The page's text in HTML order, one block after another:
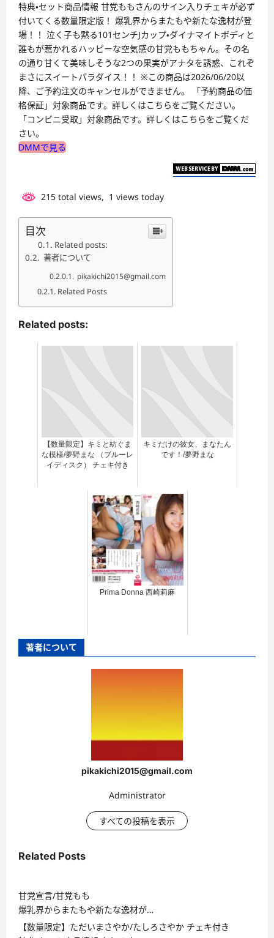
特典・セット商品情報 甘党ももさんのサイン入りチェキが必ず
付いてくる数量限定版！ 爆乳界からまたもや新たな逸材が登
場！！ 泣く子も黙る101センチJカップ・ダイナマイトボディと
誰もが惹かれるハッピーな空気感の甘党ももちゃん。その名
の通り甘くて美味しそうな2つの果実がアナタを誘惑、これぞ
まさにスイートパラダイス！！ ※この商品は2026/06/20以
降、ご予約注文のキャンセルができません。 「予約商品の価
格保証」対象商品です。詳しくはこちらをご覧ください。
「コンビニ受取」対象商品です。詳しくはこちらをご覧くだ
さい。
DMMで見る
215 total views, 1 views today
目次
Related posts:
著者について
pikakichi2015@gmail.com
Related Posts
Related posts:
【数量限定】キミと紡ぐま
な模様/夢野まな （ブルーレ
イディスク） チェキ付き
キミだけの彼女、まなたん
です！/夢野まな
Prima Donna 西崎莉麻
著者について
pikakichi2015@gmail.com
Administrator
すべての投稿を表示
Related Posts
甘党宣言/甘党もも
爆乳界からまたもや新たな逸材が…
【数量限定】ただいまさやか/たしろさやか チェキ付き